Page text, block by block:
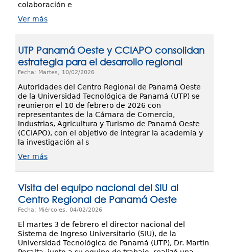
colaboración e
Ver más
UTP Panamá Oeste y CCIAPO consolidan
estrategia para el desarrollo regional
Fecha: Martes, 10/02/2026
Autoridades del Centro Regional de Panamá Oeste
de la Universidad Tecnológica de Panamá (UTP) se
reunieron el 10 de febrero de 2026 con
representantes de la Cámara de Comercio,
Industrias, Agricultura y Turismo de Panamá Oeste
(CCIAPO), con el objetivo de integrar la academia y
la investigación al s
Ver más
Visita del equipo nacional del SIU al
Centro Regional de Panamá Oeste
Fecha: Miércoles, 04/02/2026
El martes 3 de febrero el director nacional del
Sistema de Ingreso Universitario (SIU), de la
Universidad Tecnológica de Panamá (UTP), Dr. Martín